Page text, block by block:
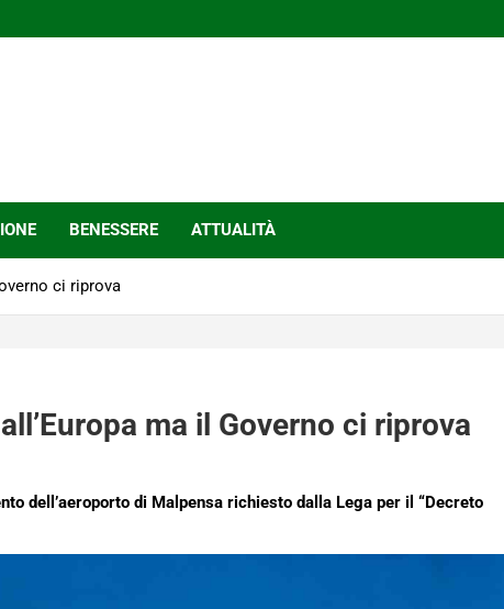
BENESSERE ATTUALITÀ
ci riprova
ma il Governo ci riprova
dell’aeroporto di Malpensa richiesto dalla Lega per il “Decreto